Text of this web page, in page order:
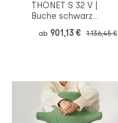
THONET S 32 V |
Buche schwarz
gebeizt | Stahlrohr-
Freischwinger |
ab 901,13 € 1.136,45 €